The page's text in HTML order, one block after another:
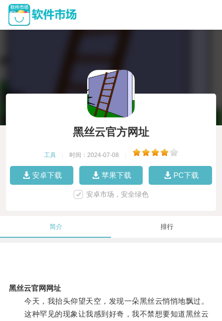
黑丝云官方网址
工具 时间：2024-07-08
安卓下载 苹果下载 PC下载
安卓市场，安全绿色
简介 排行
黑丝云官网网址
今天，我抬头仰望天空，发现一朵黑丝云悄悄地飘过。
这种罕见的现象让我感到好奇，我不禁想要知道黑丝云